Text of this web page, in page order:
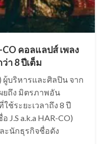
คอลแลปส์ เพลง
า 8 ปีเต็ม
ผู้บริหารและศิลปิน จาก
ผยถึง มิตรภาพอัน
ใช้ระยะเวลาถึง 8 ปี
J.S a.k.a HAR-CO)
ะนักธุรกิจชื่อดัง